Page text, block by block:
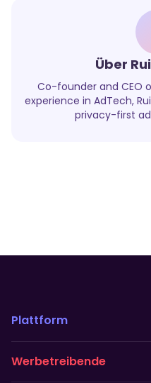
Über
Co-founder and CEO
experience in AdTech,
privacy-first
Plattform
Werbetreibende